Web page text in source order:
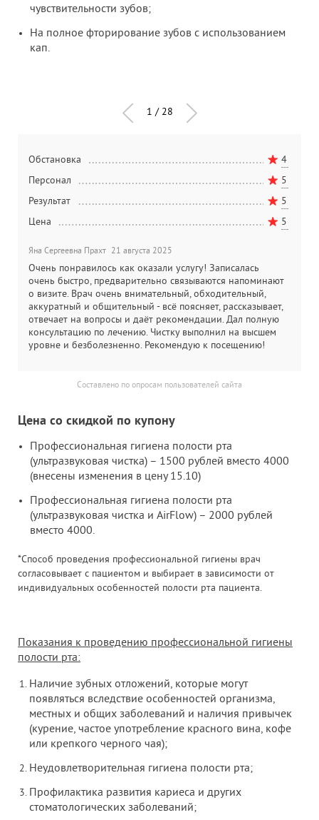
чувствительности зубов;
На полное фторирование зубов с использованием
кап.
1 / 28
Обстановка
4
Персонал
5
Результат
5
Цена
5
Яна Сергеевна Прахт 21 августа 2025
Очень понравилось как оказали услугу! Записалась
очень быстро, предварительно связываются напоминают
о визите. Врач очень внимательный, обходительный,
аккуратный и общительный - всё поясняет, рассказывает,
отвечает на вопросы и даёт рекомендации. Дал полную
консультацию по лечению. Чистку выполнил на высшем
уровне и безболезненно. Рекомендую к посещению!
Составлено по опросам пользователей сайта
Цена со скидкой по купону
Профессиональная гигиена полости рта
(ультразвуковая чистка) – 1500 рублей вместо 4000
(внесены изменения в цену 15.10)
Профессиональная гигиена полости рта
(ультразвуковая чистка и AirFlow) – 2000 рублей
вместо 4000.
*Способ проведения профессиональной гигиены врач
согласовывает с пациентом и выбирает в зависимости от
индивидуальных особенностей полости рта пациента.
Показания к проведению профессиональной гигиены
полости рта:
Наличие зубных отложений, которые могут
появляться вследствие особенностей организма,
местных и общих заболеваний и наличия привычек
(курение, частое употребление красного вина, кофе
или крепкого черного чая);
Неудовлетворительная гигиена полости рта;
Профилактика развития кариеса и других
стоматологических заболеваний;